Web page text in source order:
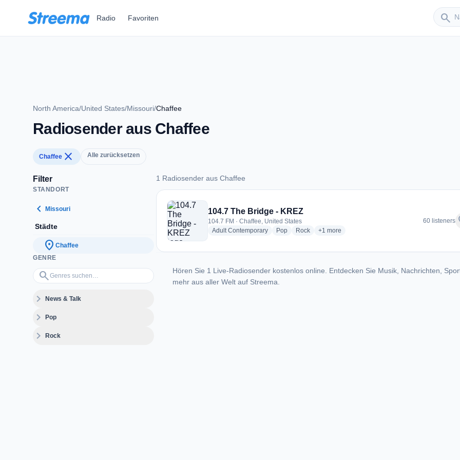
Radio Favoriten search
Sender
North America/United States/Missouri/Chaffee
Radiosender aus Chaffee
Chaffee close Alle zurücksetzen
Filter
STANDORT
chevron_left Missouri
Städte
location_on Chaffee
GENRE
search
Genres suchen…
expand_moreNews & Talk
expand_morePop
expand_moreRock
1 Radiosender aus Chaffee
1 Radiosender aus Chaffee
104.7 The Bridge - KREZ
104.7 FM · Chaffee, United States
Adult Contemporaryradio stations
Popradio stations
Rockradio stations
+1 more genres for 104.7 The Bridge - KREZ
more
60 listeners
Hören Sie 1 Live-Radiosender kostenlos online. Entdecken Sie Musik, Nachrichten,
mehr aus aller Welt auf Streema.